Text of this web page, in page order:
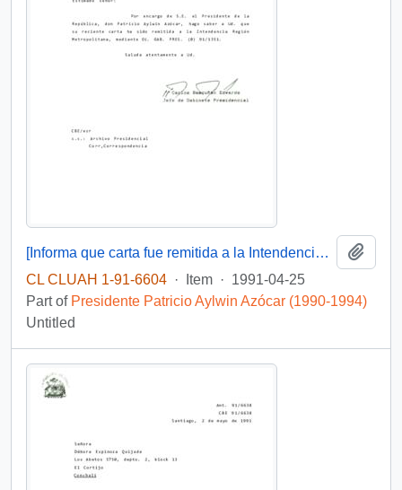
[Informa que carta fue remitida a la Intendencia RM, mediante Of. GAB. PRES. (0) 91/1351]
CL CLUAH 1-91-6604 · Item · 1991-04-25
Part of Presidente Patricio Aylwin Azócar (1990-1994)
Untitled